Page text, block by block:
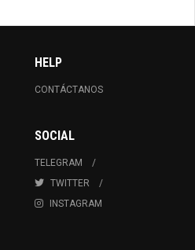
HELP
CONTÁCTANOS
SOCIAL
TELEGRAM
TWITTER
INSTAGRAM